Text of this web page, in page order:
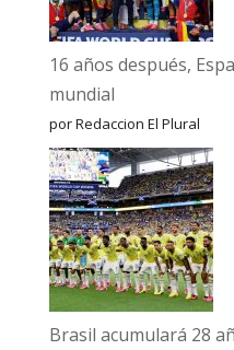
16 años después,
mundial
por Redaccion El Plural
Brasil acumulará 28